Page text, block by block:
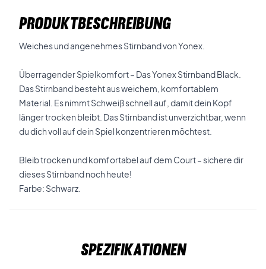
PRODUKTBESCHREIBUNG
Weiches und angenehmes Stirnband von Yonex.
Überragender Spielkomfort – Das Yonex Stirnband Black.
Das Stirnband besteht aus weichem, komfortablem
Material. Es nimmt Schweiß schnell auf, damit dein Kopf
länger trocken bleibt. Das Stirnband ist unverzichtbar, wenn
du dich voll auf dein Spiel konzentrieren möchtest.
Bleib trocken und komfortabel auf dem Court – sichere dir
dieses Stirnband noch heute!
Farbe: Schwarz.
Spezifikationen